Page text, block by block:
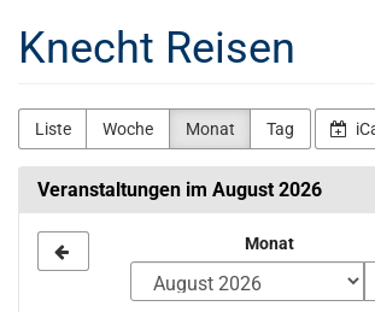
Haupt-
Knecht Reisen
Liste Woche Monat Tag
Veranstaltungen im August 2026
Monat